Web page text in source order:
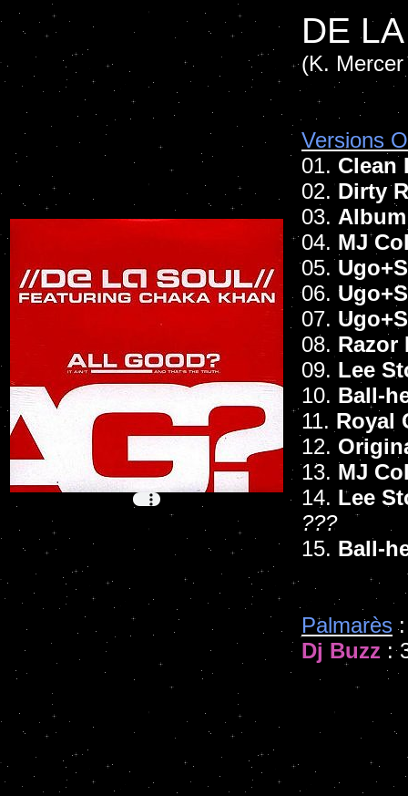
DE
(K.
Versions
01. Clean
02.Dirty
03.
04. MJ
05.
06.
07.
08. Razor
09. Lee
10. Ball-
11. Royal
12.
13. MJ
14. Lee
???
15. Ball-
Palmarès :
Dj Buzz :